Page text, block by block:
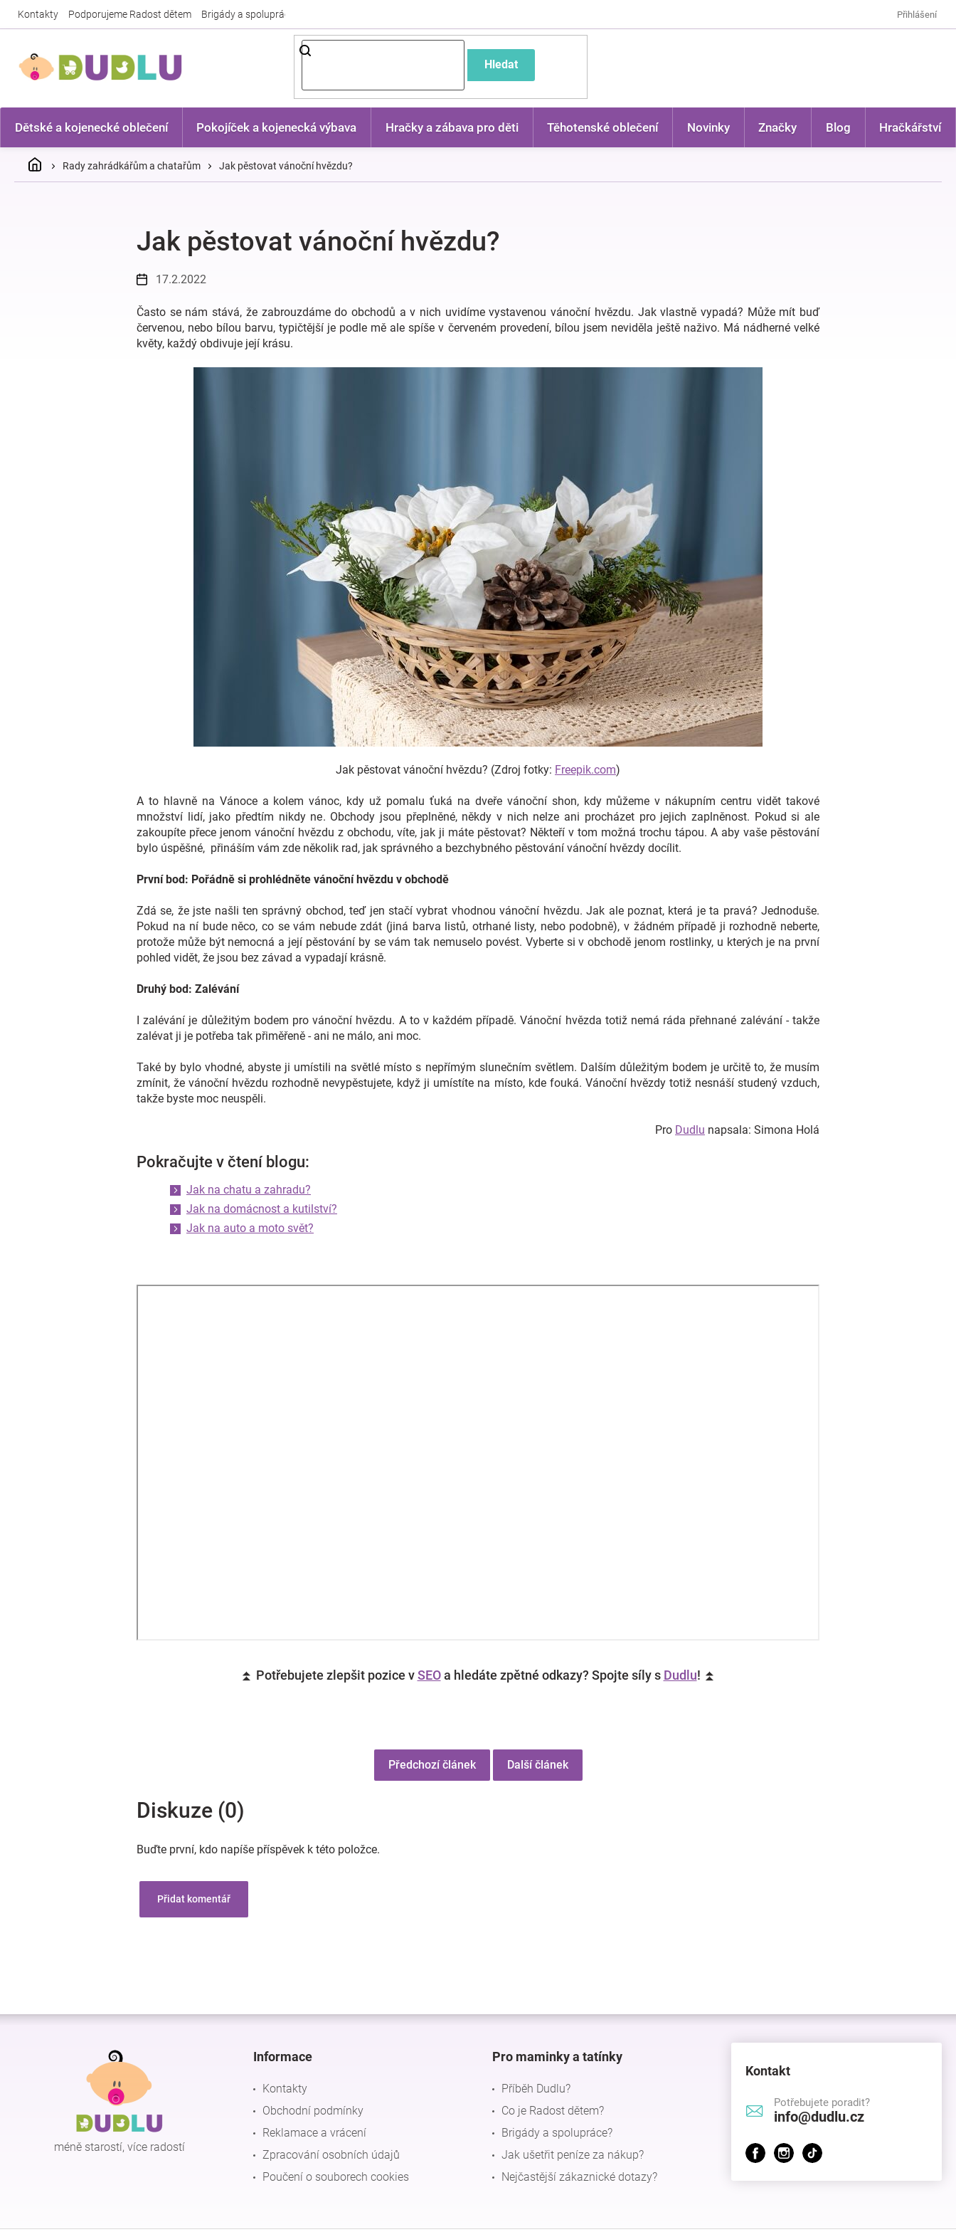
Kontakty Podporujeme Radost dětem Brigády a spolupráce Přihlášení
Hledat
Dětské a kojenecké oblečení Pokojíček a kojenecká výbava Hračky a zábava pro děti Těhotenské oblečení Novinky Značky Blog Hračkářství
DomůRady zahrádkářům a chatařům Jak pěstovat vánoční hvězdu?
Jak pěstovat vánoční hvězdu?
17.2.2022
Často se nám stává, že zabrouzdáme do obchodů a v nich uvidíme vystavenou vánoční hvězdu. Jak vlastně vypadá? Může mít buď
červenou, nebo bílou barvu, typičtější je podle mě ale spíše v červeném provedení, bílou jsem neviděla ještě naživo. Má nádherné velké
květy, každý obdivuje její krásu.
Jak pěstovat vánoční hvězdu? (Zdroj fotky: Freepik.com)
A to hlavně na Vánoce a kolem vánoc, kdy už pomalu ťuká na dveře vánoční shon, kdy můžeme v nákupním centru vidět takové
množství lidí, jako předtím nikdy ne. Obchody jsou přeplněné, někdy v nich nelze ani procházet pro jejich zaplněnost. Pokud si ale
zakoupíte přece jenom vánoční hvězdu z obchodu, víte, jak ji máte pěstovat? Někteří v tom možná trochu tápou. A aby vaše pěstování
bylo úspěšné, přináším vám zde několik rad, jak správného a bezchybného pěstování vánoční hvězdy docílit.
První bod: Pořádně si prohlédněte vánoční hvězdu v obchodě
Zdá se, že jste našli ten správný obchod, teď jen stačí vybrat vhodnou vánoční hvězdu. Jak ale poznat, která je ta pravá? Jednoduše.
Pokud na ní bude něco, co se vám nebude zdát (jiná barva listů, otrhané listy, nebo podobně), v žádném případě ji rozhodně neberte,
protože může být nemocná a její pěstování by se vám tak nemuselo povést. Vyberte si v obchodě jenom rostlinky, u kterých je na první
pohled vidět, že jsou bez závad a vypadají krásně.
Druhý bod: Zalévání
I zalévání je důležitým bodem pro vánoční hvězdu. A to v každém případě. Vánoční hvězda totiž nemá ráda přehnané zalévání - takže
zalévat ji je potřeba tak přiměřeně - ani ne málo, ani moc.
Také by bylo vhodné, abyste ji umístili na světlé místo s nepřímým slunečním světlem. Dalším důležitým bodem je určitě to, že musím
zmínit, že vánoční hvězdu rozhodně nevypěstujete, když ji umístíte na místo, kde fouká. Vánoční hvězdy totiž nesnáší studený vzduch,
takže byste moc neuspěli.
Pro Dudlu napsala: Simona Holá
Pokračujte v čtení blogu:
Jak na chatu a zahradu?
Jak na domácnost a kutilství?
Jak na auto a moto svět?
⏫ Potřebujete zlepšit pozice vSEOa hledáte zpětné odkazy? Spojte síly s Dudlu! ⏫
Předchozí článek Další článek
Diskuze (0)
Buďte první, kdo napíše příspěvek k této položce.
Přidat komentář
Z
méně starostí, více radostí
Informace
Kontakty
Obchodní podmínky
Reklamace a vrácení
Zpracování osobních údajů
Poučení o souborech cookies
Pro maminky a tatínky
Příběh Dudlu?
Co je Radost dětem?
Brigády a spolupráce?
Jak ušetřit peníze za nákup?
Nejčastější zákaznické dotazy?
Kontakt
Potřebujete poradit?
info@dudlu.cz